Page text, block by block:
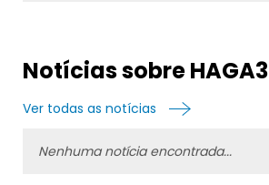
Notícias sobre HAGA3
Ver todas as notícias
Nenhuma notícia encontrada...